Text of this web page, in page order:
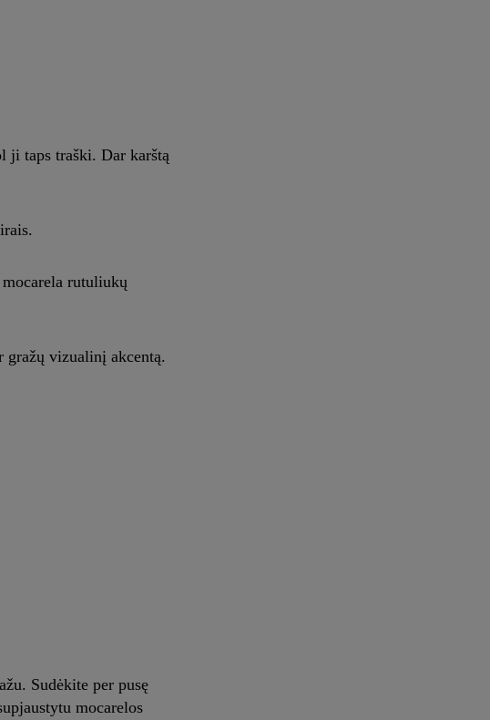
ji taps traški. Dar karštą
rutuliukų
gražų vizualinį akcentą.
Sudėkite per pusę
mocarelos